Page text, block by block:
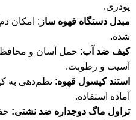
پودری.
مبدل دستگاه قهوه ساز : امکان
شده.
کیف ضد آب: حمل آسان و
آسیب و رطوبت.
استند کپسول قهوه: نظم‌دهی به
آماده استفاده.
تراول ماگ دوجداره ضد نشتی: